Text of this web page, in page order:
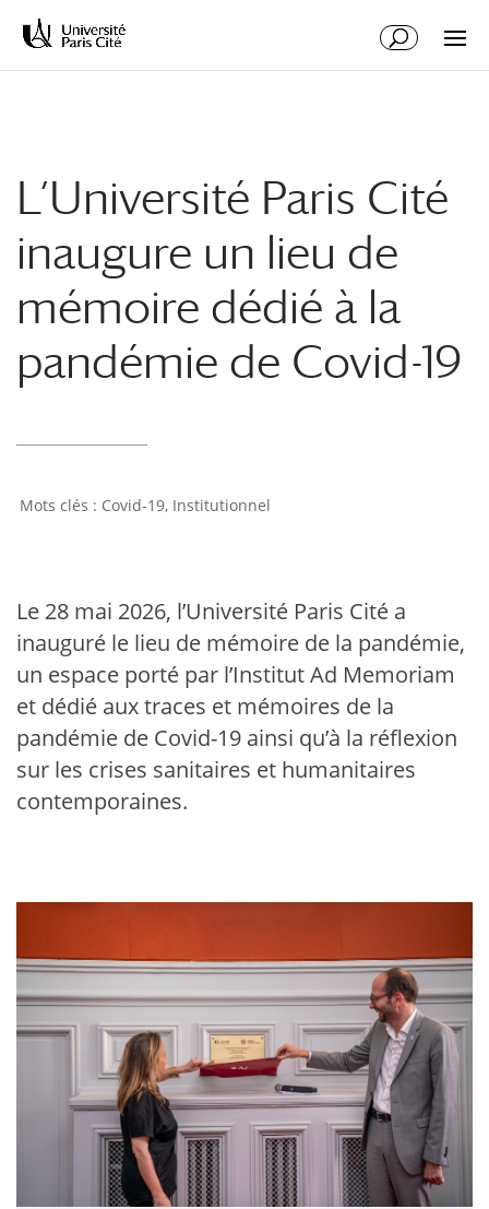
L’Université Paris Cité
inaugure un lieu de
mémoire dédié à la
pandémie de Covid-19
Covid-19, Institutionnel
Le 28 mai 2026, l’Université Paris Cité a
inauguré le lieu de mémoire de la pandémie,
un espace porté par l’Institut Ad Memoriam
et dédié aux traces et mémoires de la
pandémie de Covid-19 ainsi qu’à la réflexion
sur les crises sanitaires et humanitaires
contemporaines.